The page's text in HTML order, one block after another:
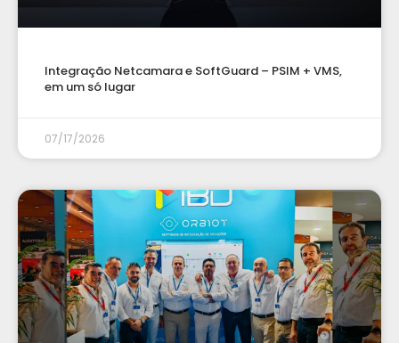
Integração Netcamara e SoftGuard – PSIM + VMS,
em um só lugar
07/17/2026